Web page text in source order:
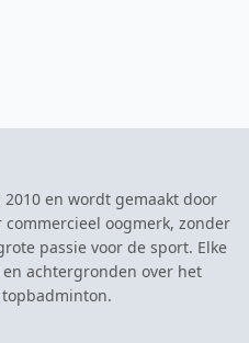
en wordt gemaakt door
oogmerk, zonder
passie voor de sport. Elke
achtergronden over het